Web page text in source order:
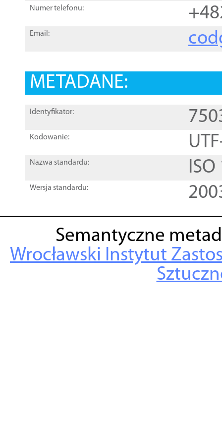
Numer telefonu:
Email:
METADANE:
Identyfikator:
Kodowanie:
Nazwa standardu:
Wersja standardu:
Semantyczne
Wrocławski Instytut